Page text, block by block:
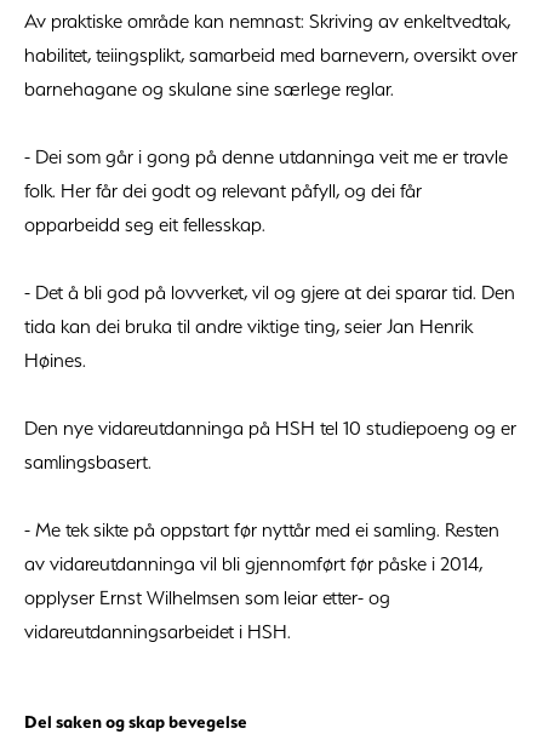
Av praktiske område kan nemnast: Skriving av enkeltvedtak,
habilitet, teiingsplikt, samarbeid med barnevern, oversikt over
barnehagane og skulane sine særlege reglar.
- Dei som går i gong på denne utdanninga veit me er travle
folk. Her får dei godt og relevant påfyll, og dei får
opparbeidd seg eit fellesskap.
- Det å bli god på lovverket, vil og gjere at dei sparar tid. Den
tida kan dei bruka til andre viktige ting, seier Jan Henrik
Høines.
Den nye vidareutdanninga på HSH tel 10 studiepoeng og er
samlingsbasert.
- Me tek sikte på oppstart før nyttår med ei samling. Resten
av vidareutdanninga vil bli gjennomført før påske i 2014,
opplyser Ernst Wilhelmsen som leiar etter- og
vidareutdanningsarbeidet i HSH.
Del saken og skap bevegelse